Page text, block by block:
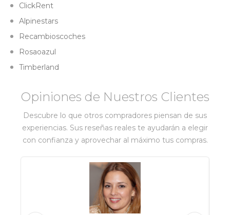
ClickRent
Alpinestars
Recambioscoches
Rosaoazul
Timberland
Opiniones de Nuestros Clientes
Descubre lo que otros compradores piensan de sus
experiencias. Sus reseñas reales te ayudarán a elegir
con confianza y aprovechar al máximo tus compras.